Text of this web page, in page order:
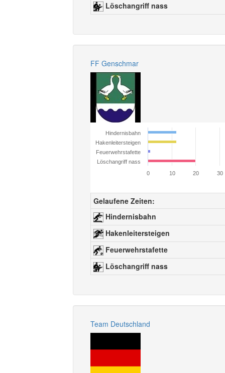
Löschangriff nass
FF Genschmar
Hindernisbahn
Hakenleitersteigen
Feuerwehrstafette
Löschangriff nass
0
10 20 30
Gelaufene Zeiten:
Hindernisbahn
Hakenleitersteigen
Feuerwehrstafette
Löschangriff nass
Team Deutschland